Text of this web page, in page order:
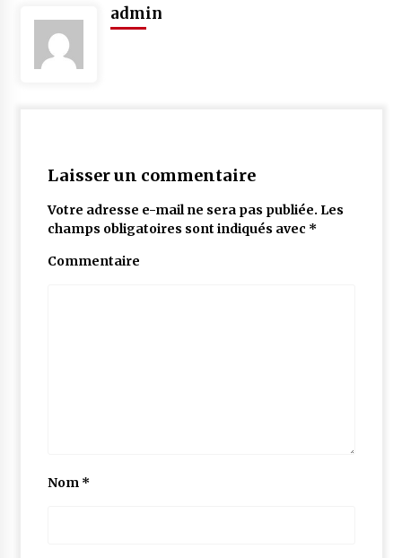
admin
Laisser un commentaire
Votre adresse e-mail ne sera pas publiée. Les
champs obligatoires sont indiqués avec *
Commentaire
Nom *